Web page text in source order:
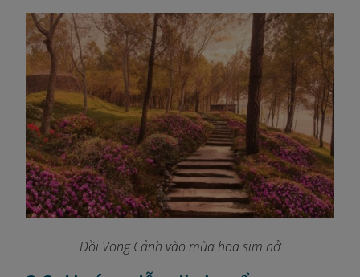
Đồi Vọng Cảnh vào mùa hoa sim nở